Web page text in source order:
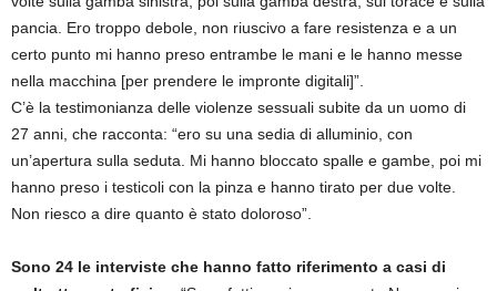
pancia. Ero troppo debole, non riuscivo a fare resistenza e a un
certo punto mi hanno preso entrambe le mani e le hanno messe
nella macchina [per prendere le impronte digitali]”.
C’è la testimonianza delle violenze sessuali subite da un uomo di
27 anni, che racconta: “ero su una sedia di alluminio, con
un’apertura sulla seduta. Mi hanno bloccato spalle e gambe, poi mi
hanno preso i testicoli con la pinza e hanno tirato per due volte.
Non riesco a dire quanto è stato doloroso”.
Sono 24 le interviste che hanno fatto riferimento a casi di